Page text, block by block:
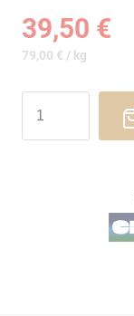
39,50 €
79,00 € / kg